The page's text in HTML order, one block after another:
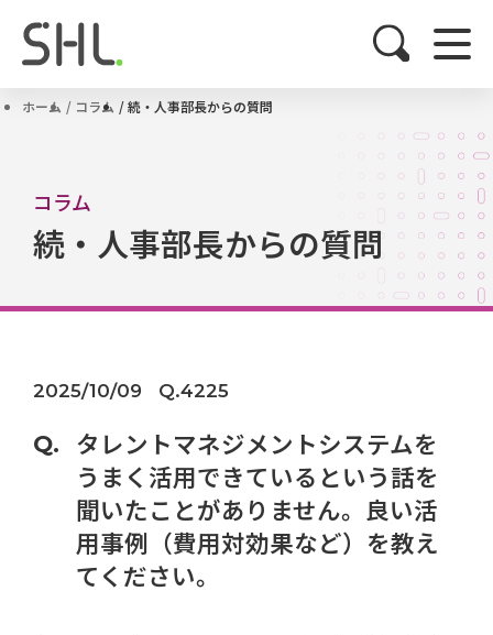
ホーム コラム 続・人事部長からの質問
コラム
続・人事部長からの質問
2025/10/09 Q.4225
タレントマネジメントシステムを
うまく活用できているという話を
聞いたことがありません。良い活
用事例（費用対効果など）を教え
てください。